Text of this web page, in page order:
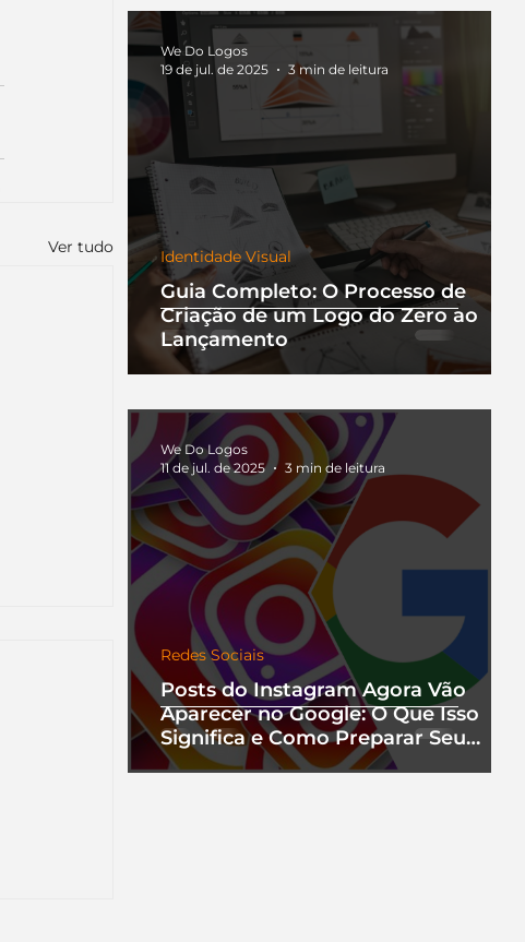
Guia Completo: O Processo de
Criação de um Logo do Zero ao
Lançamento
Identidade Visual
We Do Logos
19 de jul. de 2025
3 min de leitura
Posts do Instagram Agora Vão
Aparecer no Google: O Que Isso
Significa e Como Preparar Seu
Perfil
Redes Sociais
We Do Logos
11 de jul. de 2025
3 min de leitura
Ver tudo